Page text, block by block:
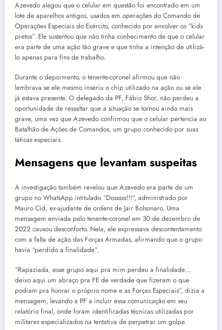
Azevedo alegou que o celular em questão foi encontrado em um
lote de aparelhos antigos, usados em operações do Comando de
Operações Especiais do Exército, conhecido por envolver os “kids
pretos”. Ele sustentou que não tinha conhecimento de que o celular
era parte de uma ação tão grave e que tinha a intenção de utilizá-
lo apenas para fins de trabalho.
Durante o depoimento, o tenente-coronel afirmou que não
lembrava se ele mesmo inseriu o chip utilizado na ação ou se ele
já estava presente. O delegado da PF, Fábio Shor, não perdeu a
oportunidade de ressaltar que a situação se tornou ainda mais
grave, uma vez que Azevedo confirmou que o celular pertencia ao
Batalhão de Ações de Comandos, um grupo conhecido por suas
táticas especiais.
Mensagens que levantam suspeitas
A investigação também revelou que Azevedo era parte de um
grupo no WhatsApp intitulado “Dosssss!!!”, administrado por
Mauro Cid, ex-ajudante de ordens de Jair Bolsonaro. Uma
mensagem enviada pelo tenente-coronel em 30 de dezembro de
2022 causou desconforto. Nela, ele expressava descontentamento
com a falta de ação das Forças Armadas, afirmando que o grupo
havia “perdido a finalidade”.
“Rapaziada, esse grupo aqui pra mim perdeu a finalidade…
deixo aqui um abraço pra FE de verdade que fizeram o que
podiam pra honrar o próprio nome e as Forças Especiais”, dizia a
mensagem, levando a PF a incluir essa comunicação em seu
relatório final, onde foram identificadas técnicas utilizadas por
militares especializados na tentativa de perpetrar um golpe.